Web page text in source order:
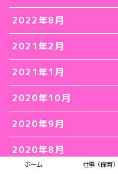
2022年8月
2021年2月
2021年1月
2020年10月
2020年9月
2020年8月
ホーム 仕事（保育）